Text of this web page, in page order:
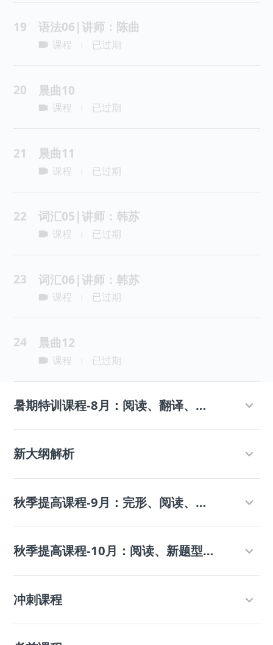
19 语法06|讲师：陈曲
课程 已过期
20 晨曲10
课程 已过期
21 晨曲11
课程 已过期
22 词汇05|讲师：韩苏
课程 已过期
23 词汇06|讲师：韩苏
课程 已过期
24 晨曲12
课程 已过期
暑期特训课程-8月：阅读、翻译、写作、完形、新题型
新大纲解析
秋季提高课程-9月：完形、阅读、翻译
秋季提高课程-10月：阅读、新题型、写作
冲刺课程